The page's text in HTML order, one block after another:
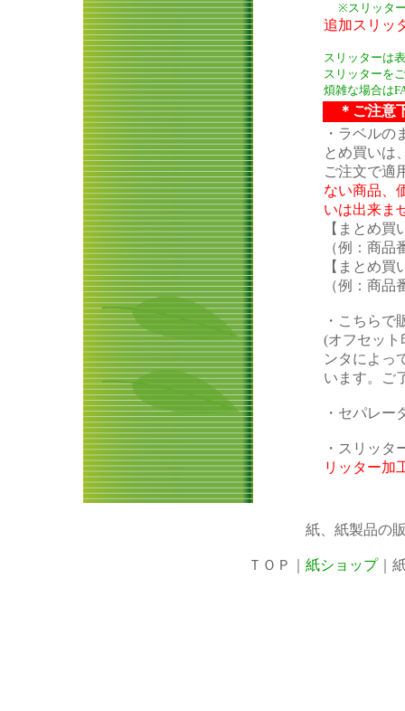
※スリッタ
追加スリッ
スリッターは
スリッターを
煩雑な場合は
＊ご注意
・ラベル
とめ買いは
ご注文で適
ない商品、
いは出来ま
【まとめ買
（例：商
【まとめ買
（例：商
・こちら
(オフセット
ンタによっ
います。ご
・セパレー
・スリッ
リッター加
紙、紙製品の
ＴＯＰ 紙ショップ｜